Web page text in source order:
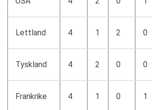
Lettland 4 1 2 0
Tyskland 4 2 0 0
Frankrike 4 1 0 1